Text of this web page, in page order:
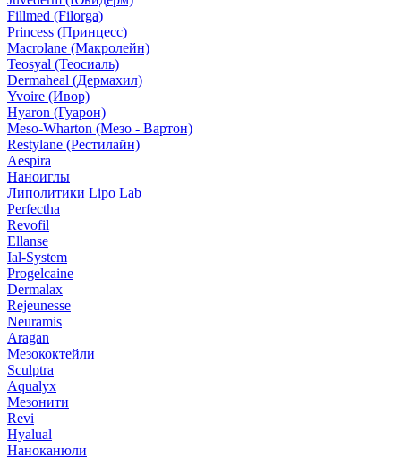
Fillmed (Filorga)
Princess (Принцесс)
Macrolane (Макролейн)
Teosyal (Теосиаль)
Dermaheal (Дермахил)
Yvoire (Ивор)
Hyaron (Гуарон)
Meso-Wharton (Мезо - Вартон)
Restylane (Рестилайн)
Aespira
Наноиглы
Липолитики Lipo Lab
Perfectha
Revofil
Ellanse
Ial-System
Progelcaine
Dermalax
Rejeunesse
Neuramis
Aragan
Мезококтейли
Sculptra
Aqualyx
Мезонити
Revi
Hyalual
Наноканюли